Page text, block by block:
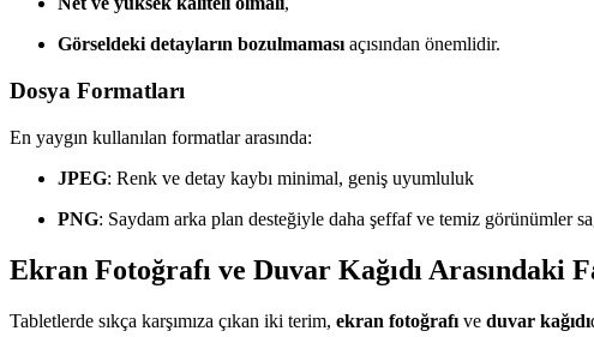
Görseldeki detayların bozulmaması açısından önemlidir.
Dosya Formatları
En yaygın kullanılan formatlar arasında:
JPEG: Renk ve detay kaybı minimal, geniş uyumluluk
PNG: Saydam arka plan desteğiyle daha şeffaf ve temiz görünümler
Ekran Fotoğrafı ve Duvar Kağıdı Arasındaki
Tabletlerde sıkça karşımıza çıkan iki terim, ekran fotoğrafı ve duvar kağıdı